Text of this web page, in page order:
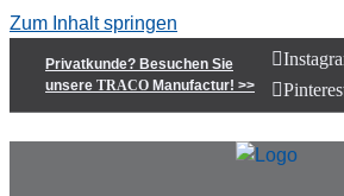
Zum Inhalt springen
Privatkunde? Besuchen Sie
unsere TRACO Manufactur! >>